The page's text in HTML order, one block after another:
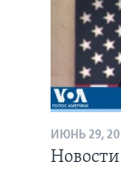
ИЮНЬ 29,